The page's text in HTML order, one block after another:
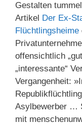
Gestalten
Artikel
Der Ex-
Flüchtlingsheime
offensichtlich
„interessante“
Vergangenheit:
Asylbewerber …
mit